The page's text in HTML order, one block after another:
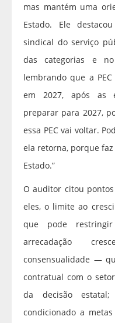
mas mantém uma
Estado. Ele
sindical do serviço
das categorias e
lembrando que a
em 2027, após as
preparar para 2027,
essa PEC vai voltar.
ela retorna, porque
Estado.”
O auditor citou
eles, o limite ao
que pode restringir
arrecadação
consensualidade —
contratual com o
da decisão
condicionado a